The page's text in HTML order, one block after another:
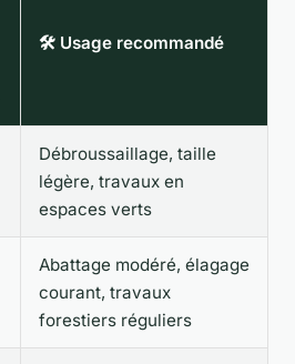
🛠️ Usage recommandé
Débroussaillage, taille
légère, travaux en
espaces verts
Abattage modéré, élagage
courant, travaux
forestiers réguliers